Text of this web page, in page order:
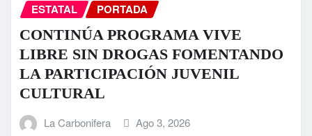
ESTATAL PORTADA
CONTINÚA PROGRAMA VIVE
LIBRE SIN DROGAS FOMENTANDO
LA PARTICIPACIÓN JUVENIL
CULTURAL
La Carbonifera Ago 3, 2026